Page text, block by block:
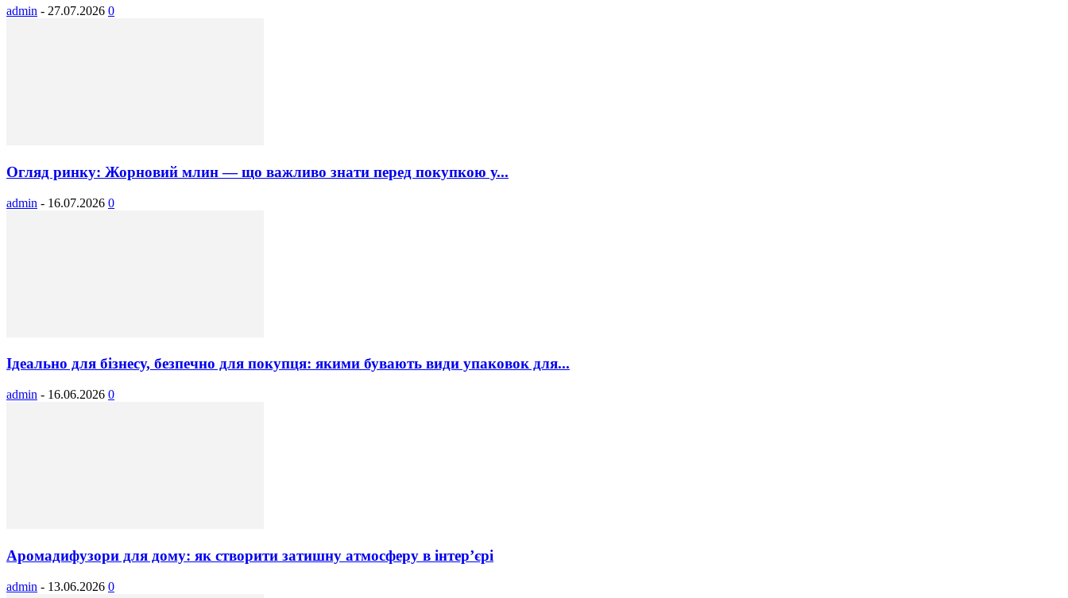
admin - 27.07.2026 0
Огляд ринку: Жорновий млин — що важливо знати перед покупкою у...
admin - 16.07.2026 0
Ідеально для бізнесу, безпечно для покупця: якими бувають види упаковок для...
admin - 16.06.2026 0
Аромадифузори для дому: як створити затишну атмосферу в інтер’єрі
admin - 13.06.2026 0